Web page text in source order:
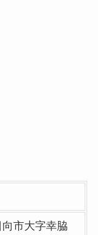
市大字幸脇